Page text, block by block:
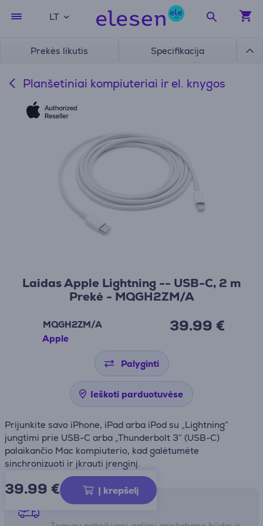
LT
Prekės likutis Specifikacija
Planšetiniai kompiuteriai ir el. knygos
Laidas Apple Lightning -- USB-C, 2 m
Prekė - MQGH2ZM/A
MQGH2ZM/A
Apple
39.99 €
Palyginti
Ieškoti parduotuvėse
Prijunkite savo iPhone, iPad arba iPod su „Lightning“
jungtimi prie USB-C arba „Thunderbolt 3“ (USB-C)
palaikančio Mac kompiuterio, kad galėtumėte
sinchronizuoti ir įkrauti įrenginį.
39.99 € Į krepšelį
Pristatymo būdai